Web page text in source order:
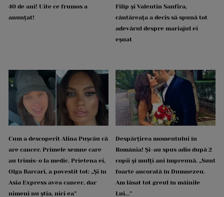
40 de ani! Uite ce frumos a
anunțat!
Filip și Valentin Sanfira,
cântăreața a decis să spună tot
adevărul despre mariajul ei
eșuat
Cum a descoperit Alina Pușcău că
are cancer. Primele semne care
au trimis-o la medic. Prietena ei,
Olga Barcari, a povestit tot: „Și în
Asia Express avea cancer, dar
nimeni nu știa, nici ea”
Despărțirea momentului în
România! Și-au spus adio după 2
copii și mulți ani împreună. „Sunt
foarte ancorată în Dumnezeu.
Am lăsat tot greul în mâinile
Lui...”